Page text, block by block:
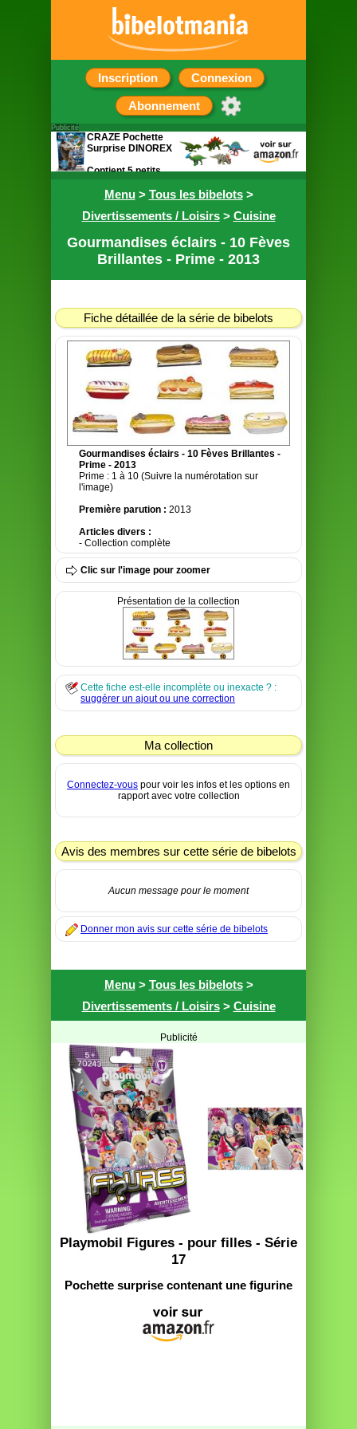
Inscription Connexion
Abonnement
Menu> Tous les bibelots>
Divertissements / Loisirs> Cuisine
Gourmandises éclairs - 10 Fèves
Brillantes - Prime - 2013
Fiche détaillée de la série de bibelots
Gourmandises éclairs - 10 Fèves Brillantes -
Prime - 2013
Prime : 1 à 10 (Suivre la numérotation sur
l'image)
Première parution : 2013
Articles divers :
- Collection complète
Clic sur l'image pour zoomer
Présentation de la collection
Cette fiche est-elle incomplète ou inexacte ? :
suggérer un ajout ou une correction
Ma collection
Connectez-vous pour voir les infos et les options en
rapport avec votre collection
Avis des membres sur cette série de bibelots
Aucun message pour le moment
Donner mon avis sur cette série de bibelots
Menu> Tous les bibelots>
Divertissements / Loisirs> Cuisine
Publicité
Playmobil Figures - pour filles - Série
17
Pochette surprise contenant une figurine
Publicité
CRAZE Pochette
Surprise DINOREX
Contient 5 petits
thème des